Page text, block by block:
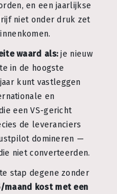
en een jaarlijkse
niet onder druk zet
waard als:je nieuw
in de hoogste
kunt vastleggen
en
een VS-gericht
de leveranciers
domineren —
niet converteerden.
stap degene zonder
maand kost met een